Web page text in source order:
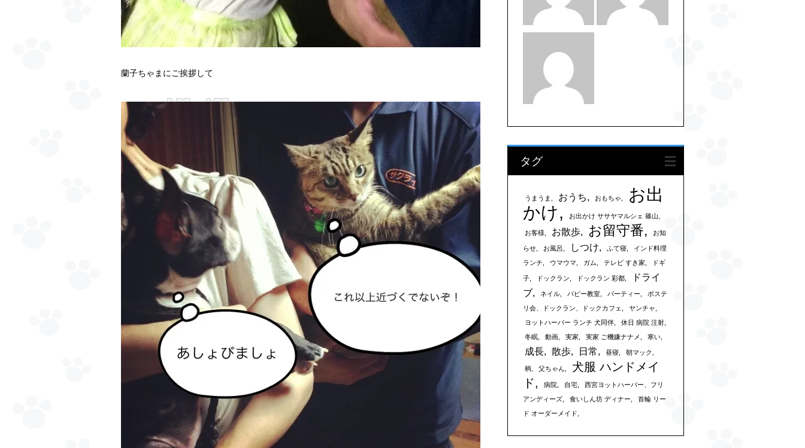
蘭子ちゃまにご挨拶して
タグ
うまうま おうち おもちゃ
お出
かけ
お出かけ ササヤマルシェ 篠山
お客様 お散歩 お留守番 お知
らせ お風呂 しつけ ふて寝
インド料理
ランチ
ウマウマ ガム テレビ すき家 ドギ
子 ドックラン ドックラン 彩都
ドライ
ブ
ネイル パピー教室 パーティー
ボステ
リ会、ドックラン、ドックカフェ
ヤンチャ
ヨットハーバー ランチ 犬同伴
休日 病院 注射
冬眠
動画 実家 実家 ご機嫌ナナメ 寒い
成長 散歩 日常 昼寝 朝マック
柄 父ちゃん
犬服 ハンドメイ
ド
病院 自宅
西宮ヨットハーバー、フリ
アンディーズ
食いしん坊 ディナー
首輪 リー
ド オーダーメイド